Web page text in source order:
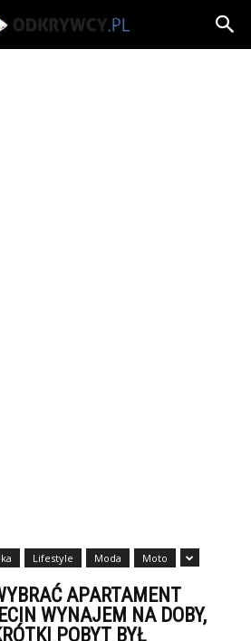
Lifestyle Moda Moto
APARTAMENT
WYNAJEM NA DOBY,
POBYT BYŁ